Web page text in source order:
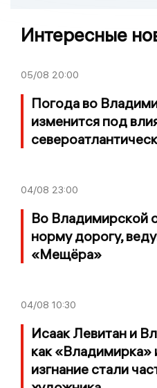
Интересные
05/08 20:00
Погода во
изменится под
04/08 23:00
Во Владимирской
норму дорогу,
«Мещёра»
04/08 10:30
Исаак Левитан и
как
изгнание стали